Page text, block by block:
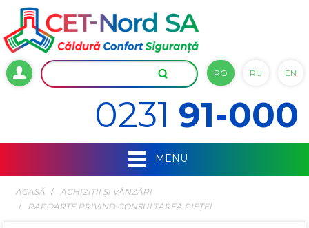
RO RU EN
0231 91-000
MENU
ACASĂ
ACHIZIŢII ŞI VÂNZĂRI
RAPOARTE PRIVIND CONSULTAREA PIEȚEI